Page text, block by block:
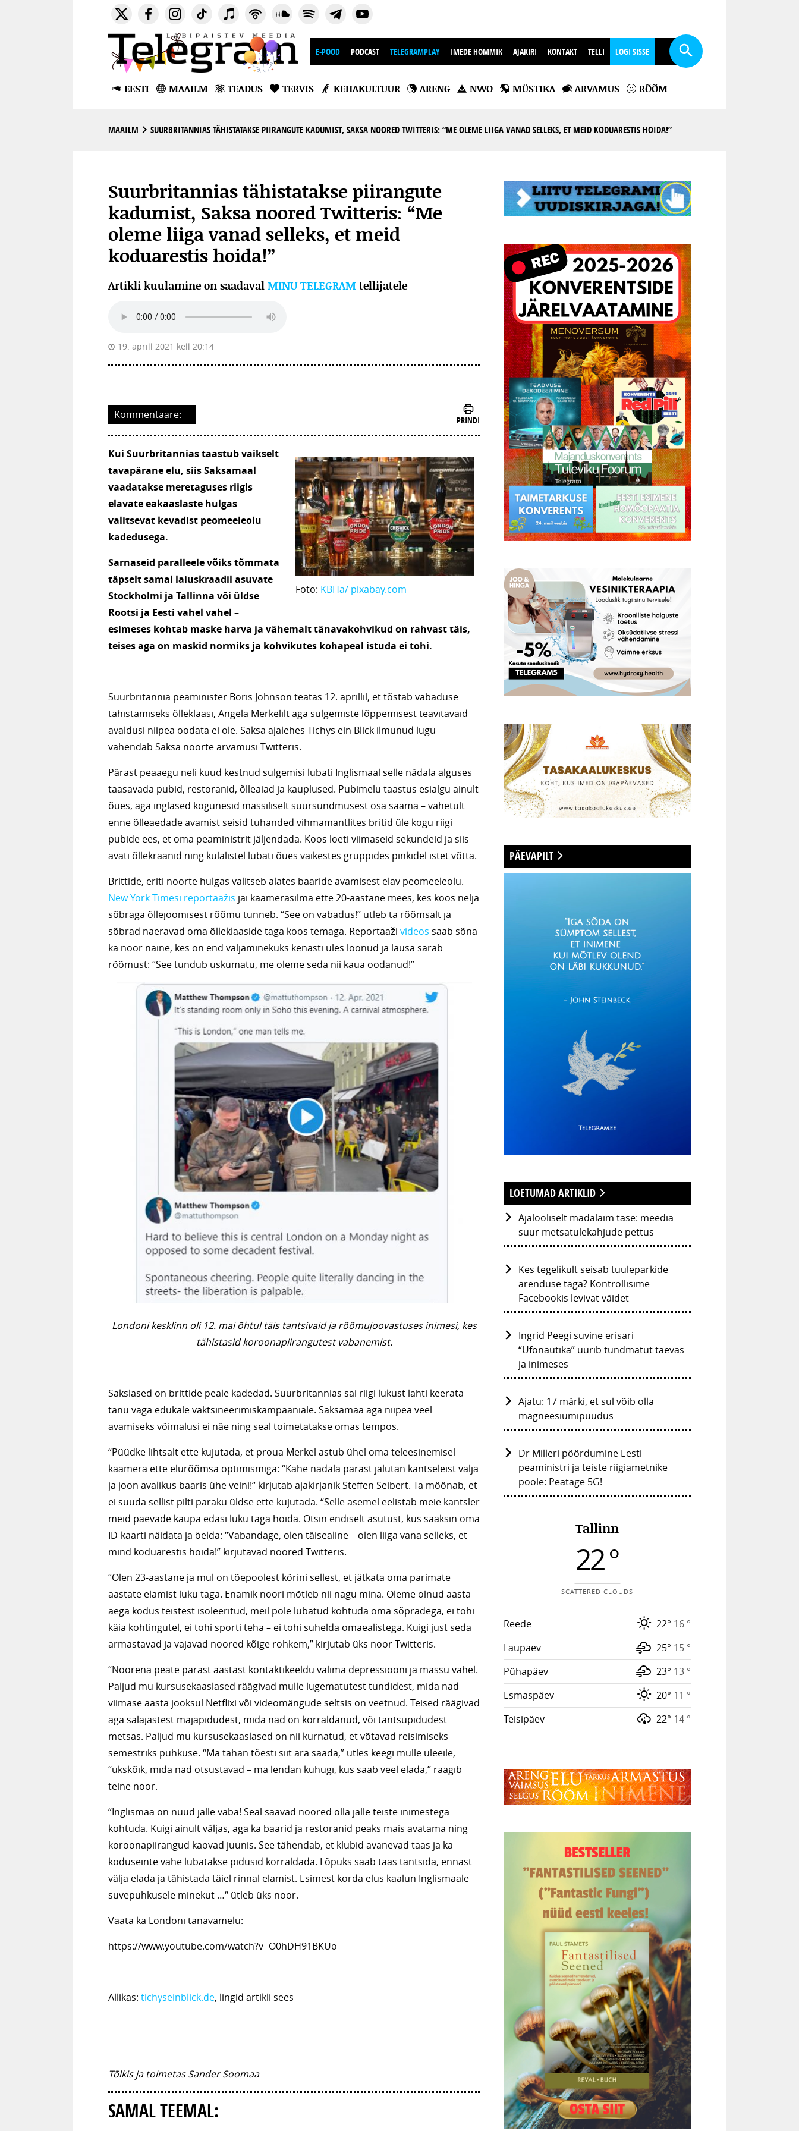
E-POOD PODCAST TELEGRAMPLAY IMEDE HOMMIK AJAKIRI KONTAKT TELLI LOGI SISSE
EESTI MAAILM TEADUS TERVIS KEHAKULTUUR ARENG NWO MÜSTIKA ARVAMUS RÕÕM
MAAILM SUURBRITANNIAS TÄHISTATAKSE PIIRANGUTE KADUMIST, SAKSA NOORED TWITTERIS: “ME OLEME LIIGA VANAD SELLEKS, ET MEID KODUARESTIS HOIDA!”
Suurbritannias tähistatakse piirangute
kadumist, Saksa noored Twitteris: “Me
oleme liiga vanad selleks, et meid
koduarestis hoida!”
Artikli kuulamine on saadaval MINU TELEGRAM tellijatele
19. aprill 2021 kell 20:14
Kommentaare: PRINDI
Foto: KBHa/ pixabay.com
Kui Suurbritannias taastub vaikselt
tavapärane elu, siis Saksamaal
vaadatakse meretaguses riigis
elavate eakaaslaste hulgas
valitsevat kevadist peomeeleolu
kadedusega.
Sarnaseid paralleele võiks tõmmata
täpselt samal laiuskraadil asuvate
Stockholmi ja Tallinna või üldse
Rootsi ja Eesti vahel vahel –
esimeses kohtab maske harva ja vähemalt tänavakohvikud on rahvast täis,
teises aga on maskid normiks ja kohvikutes kohapeal istuda ei tohi.
Suurbritannia peaminister Boris Johnson teatas 12. aprillil, et tõstab vabaduse
tähistamiseks õlleklaasi, Angela Merkelilt aga sulgemiste lõppemisest teavitavaid
avaldusi niipea oodata ei ole. Saksa ajalehes Tichys ein Blick ilmunud lugu
vahendab Saksa noorte arvamusi Twitteris.
Pärast peaaegu neli kuud kestnud sulgemisi lubati Inglismaal selle nädala alguses
taasavada pubid, restoranid, õlleaiad ja kauplused. Pubimelu taastus esialgu ainult
õues, aga inglased kogunesid massiliselt suursündmusest osa saama – vahetult
enne õlleaedade avamist seisid tuhanded vihmamantlites britid üle kogu riigi
pubide ees, et oma peaministrit jäljendada. Koos loeti viimaseid sekundeid ja siis
avati õllekraanid ning külalistel lubati õues väikestes gruppides pinkidel istet võtta.
Brittide, eriti noorte hulgas valitseb alates baaride avamisest elav peomeeleolu.
New York Timesi reportaažis jäi kaamerasilma ette 20-aastane mees, kes koos nelja
sõbraga õllejoomisest rõõmu tunneb. “See on vabadus!” ütleb ta rõõmsalt ja
sõbrad naeravad oma õlleklaaside taga koos temaga. Reportaaži videos saab sõna
ka noor naine, kes on end väljaminekuks kenasti üles löönud ja lausa särab
rõõmust: “See tundub uskumatu, me oleme seda nii kaua oodanud!”
Londoni kesklinn oli 12. mai õhtul täis tantsivaid ja rõõmujoovastuses inimesi, kes
tähistasid koroonapiirangutest vabanemist.
Sakslased on brittide peale kadedad. Suurbritannias sai riigi lukust lahti keerata
tänu väga edukale vaktsineerimiskampaaniale. Saksamaa aga niipea veel
avamiseks võimalusi ei näe ning seal toimetatakse omas tempos.
“Püüdke lihtsalt ette kujutada, et proua Merkel astub ühel oma teleesinemisel
kaamera ette elurõõmsa optimismiga: “Kahe nädala pärast jalutan kantseleist välja
ja joon avalikus baaris ühe veini!“ kirjutab ajakirjanik Steffen Seibert. Ta möönab, et
ei suuda sellist pilti paraku üldse ette kujutada. “Selle asemel eelistab meie kantsler
meid päevade kaupa edasi luku taga hoida. Otsin endiselt asutust, kus saaksin oma
ID-kaarti näidata ja öelda: “Vabandage, olen täisealine – olen liiga vana selleks, et
mind koduarestis hoida!” kirjutavad noored Twitteris.
“Olen 23-aastane ja mul on tõepoolest kõrini sellest, et jätkata oma parimate
aastate elamist luku taga. Enamik noori mõtleb nii nagu mina. Oleme olnud aasta
aega kodus teistest isoleeritud, meil pole lubatud kohtuda oma sõpradega, ei tohi
käia kohtingutel, ei tohi sporti teha – ei tohi suhelda omaealistega. Kuigi just seda
armastavad ja vajavad noored kõige rohkem,” kirjutab üks noor Twitteris.
“Noorena peate pärast aastast kontaktikeeldu valima depressiooni ja mässu vahel.
Paljud mu kursusekaaslased räägivad mulle lugematutest tundidest, mida nad
viimase aasta jooksul Netflixi või videomängude seltsis on veetnud. Teised räägivad
aga salajastest majapidudest, mida nad on korraldanud, või tantsupidudest
metsas. Paljud mu kursusekaaslased on nii kurnatud, et võtavad reisimiseks
semestriks puhkuse. “Ma tahan tõesti siit ära saada,” ütles keegi mulle üleeile,
“ükskõik, mida nad otsustavad – ma lendan kuhugi, kus saab veel elada,” räägib
teine noor.
“Inglismaa on nüüd jälle vaba! Seal saavad noored olla jälle teiste inimestega
kohtuda. Kuigi ainult väljas, aga ka baarid ja restoranid peaks mais avatama ning
koroonapiirangud kaovad juunis. See tähendab, et klubid avanevad taas ja ka
koduseinte vahe lubatakse pidusid korraldada. Lõpuks saab taas tantsida, ennast
välja elada ja tähistada täiel rinnal elamist. Esimest korda elus kaalun Inglismaale
suvepuhkusele minekut …“ ütleb üks noor.
Vaata ka Londoni tänavamelu:
https://www.youtube.com/watch?v=O0hDH91BKUo
Allikas: tichyseinblick.de, lingid artikli sees
Tõlkis ja toimetas Sander Soomaa
SAMAL TEEMAL:
PÄEVAPILT
LOETUMAD ARTIKLID
Ajalooliselt madalaim tase: meedia
suur metsatulekahjude pettus
Kes tegelikult seisab tuuleparkide
arenduse taga? Kontrollisime
Facebookis levivat väidet
Ingrid Peegi suvine erisari
“Ufonautika” uurib tundmatut taevas
ja inimeses
Ajatu: 17 märki, et sul võib olla
magneesiumipuudus
Dr Milleri pöördumine Eesti
peaministri ja teiste riigiametnike
poole: Peatage 5G!
Tallinn
22 °
SCATTERED CLOUDS
Reede 22° 16 °
Laupäev
25° 15 °
Pühapäev
23° 13 °
Esmaspäev
20° 11 °
Teisipäev
22° 14 °